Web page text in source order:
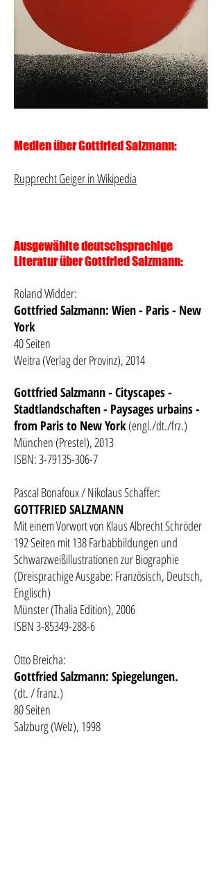
Medien über Gottfried Salzmann:
Rupprecht Geiger in Wikipedia
Ausgewählte deutschsprachige
Literatur über Gottfried Salzmann:
Roland Widder:
Gottfried Salzmann: Wien - Paris - New
York
40 Seiten
Weitra (Verlag der Provinz), 2014
Gottfried Salzmann - Cityscapes -
Stadtlandschaften - Paysages urbains -
from Paris to New York(engl./dt./frz.)
München (Prestel), 2013
ISBN: 3-79135-306-7
Pascal Bonafoux / Nikolaus Schaffer:
GOTTFRIED SALZMANN
Mit einem Vorwort von Klaus Albrecht Schröder
192 Seiten mit 138 Farbabbildungen und
Schwarzweißillustrationen zur Biographie
(Dreisprachige Ausgabe: Französisch, Deutsch,
Englisch)
Münster (Thalia Edition), 2006
ISBN 3-85349-288-6
Otto Breicha:
Gottfried Salzmann: Spiegelungen.
(dt. / franz.)
80 Seiten
Salzburg (Welz), 1998